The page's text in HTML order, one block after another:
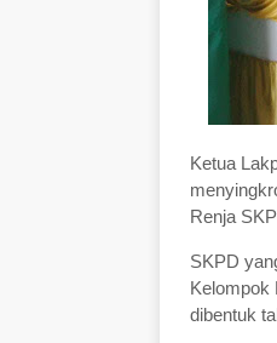
Ketua
Renja
SKPD
Kelompok
dibentuk